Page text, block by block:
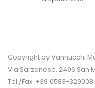
Copyright by Vannucchi
Via Sarzanese, 2496 San
Tel./Fax. +39 0583-